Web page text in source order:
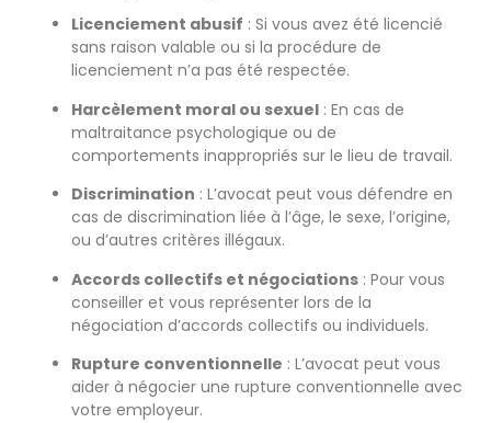
Licenciement abusif : Si vous avez été licencié
sans raison valable ou si la procédure de
licenciement n’a pas été respectée.
Harcèlement moral ou sexuel : En cas de
maltraitance psychologique ou de
comportements inappropriés sur le lieu de travail.
Discrimination : L’avocat peut vous défendre en
cas de discrimination liée à l’âge, le sexe, l’origine,
ou d’autres critères illégaux.
Accords collectifs et négociations : Pour vous
conseiller et vous représenter lors de la
négociation d’accords collectifs ou individuels.
Rupture conventionnelle : L’avocat peut vous
aider à négocier une rupture conventionnelle avec
votre employeur.